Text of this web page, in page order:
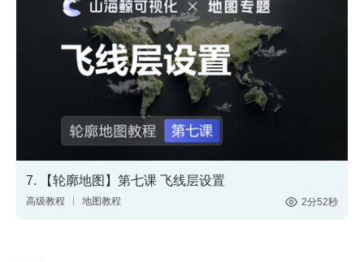
7. 【轮廓地图】第七课 飞线层设置
高级教程
地图教程
2分52秒